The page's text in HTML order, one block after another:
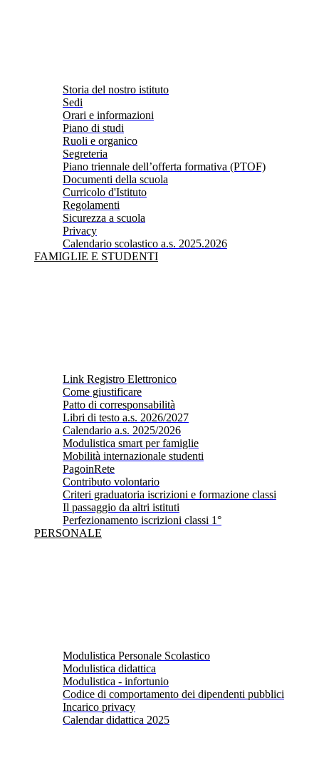
Storia del nostro istituto
Sedi
Orari e informazioni
Piano di studi
Ruoli e organico
Segreteria
Piano triennale dell’offerta formativa (PTOF)
Documenti della scuola
Curricolo d'Istituto
Regolamenti
Sicurezza a scuola
Privacy
Calendario scolastico a.s. 2025.2026
FAMIGLIE E STUDENTI
Link Registro Elettronico
Come giustificare
Patto di corresponsabilità
Libri di testo a.s. 2026/2027
Calendario a.s. 2025/2026
Modulistica smart per famiglie
Mobilità internazionale studenti
PagoinRete
Contributo volontario
Criteri graduatoria iscrizioni e formazione classi
Il passaggio da altri istituti
Perfezionamento iscrizioni classi 1°
PERSONALE
Modulistica Personale Scolastico
Modulistica didattica
Modulistica - infortunio
Codice di comportamento dei dipendenti pubblici
Incarico privacy
Calendar didattica 2025